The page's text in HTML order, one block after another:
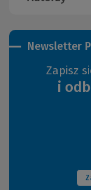
Newsletter
Zapisz
i